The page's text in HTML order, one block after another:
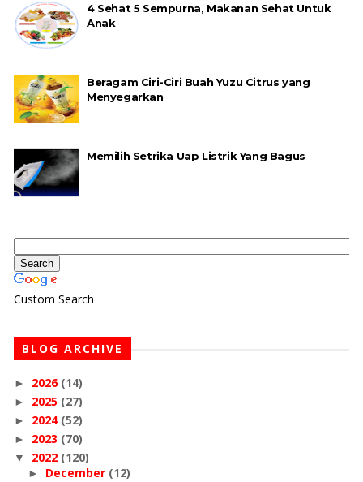
4 Sehat 5 Sempurna, Makanan Sehat Untuk
Anak
Beragam Ciri-Ciri Buah Yuzu Citrus yang
Menyegarkan
Memilih Setrika Uap Listrik Yang Bagus
Custom Search
BLOG ARCHIVE
► 2026 (14)
► 2025 (27)
► 2024 (52)
► 2023 (70)
▼ 2022 (120)
► December (12)